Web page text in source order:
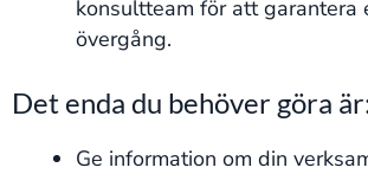
konsultteam för att garantera
övergång.
Det enda du behöver göra
Ge information om din